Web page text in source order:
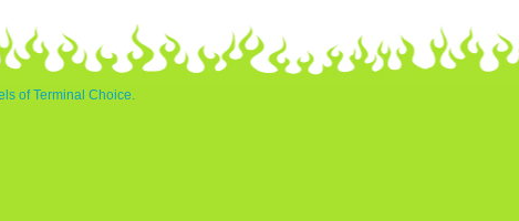
of Terminal Choice.